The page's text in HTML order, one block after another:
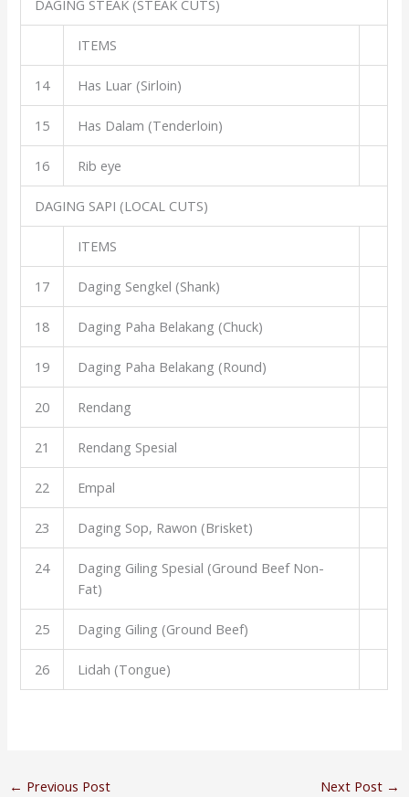
DAGING STEAK (STEAK CUTS)
ITEMS
14 Has Luar (Sirloin)
15 Has Dalam (Tenderloin)
16 Rib eye
DAGING SAPI (LOCAL CUTS)
ITEMS
17 Daging Sengkel (Shank)
18 Daging Paha Belakang (Chuck)
19 Daging Paha Belakang (Round)
20 Rendang
21 Rendang Spesial
22 Empal
23 Daging Sop, Rawon (Brisket)
24
Daging Giling Spesial (Ground Beef Non-
Fat)
25 Daging Giling (Ground Beef)
26 Lidah (Tongue)
← Previous Post Next Post →